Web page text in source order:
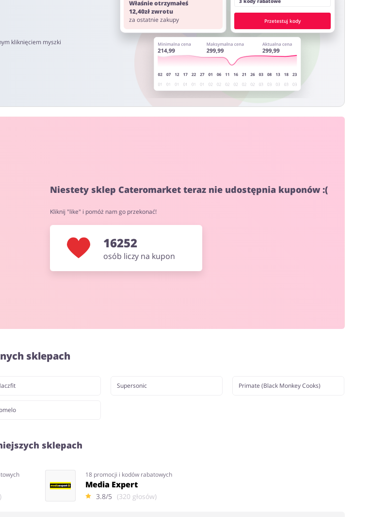
kliknięciem myszki
Właśnie otrzymałeś
12,40zł zwrotu
za ostatnie zakupy
Przetestuj kody
Niestety sklep Cateromarket teraz nie udostępnia kuponów :(
Kliknij "like" i pomóż nam go przekonać!
16252
osób liczy na kupon
sklepach
Supersonic Primate (Black Monkey Cooks)
sklepach
18 promocji i kodów rabatowych
Media Expert
3.8/5 (320 głosów)